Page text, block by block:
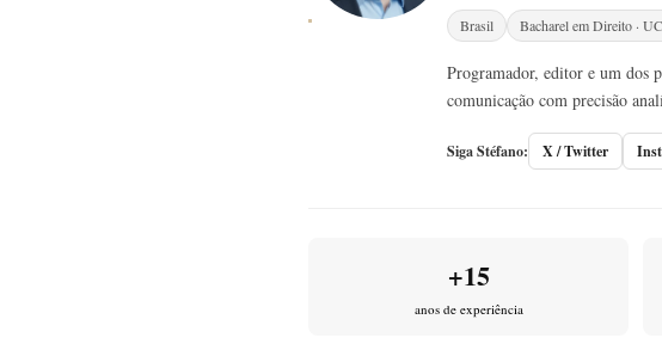
Brasil Bacharel em Direito ·
Programador, editor e um dos
comunicação com precisão
Siga Stéfano: X / Twitter
+15
anos de experiência